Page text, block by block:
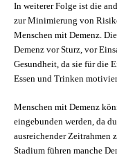
In weiterer Folge ist die
zur Minimierung von
Menschen mit Demenz.
Demenz vor Sturz, vor
Gesundheit, da sie für die
Essen und Trinken
Menschen mit Demenz
eingebunden werden, da
ausreichender Zeitrahmen
Stadium führen manche